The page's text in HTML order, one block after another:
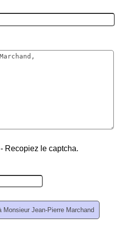
- Recopiez le captcha.